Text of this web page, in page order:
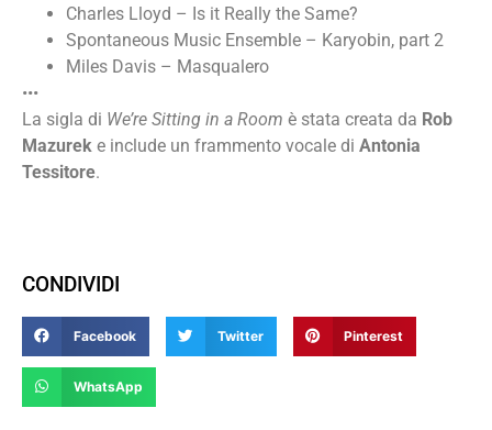
Charles Lloyd – Is it Really the Same?
Spontaneous Music Ensemble – Karyobin, part 2
Miles Davis – Masqualero
•••
La sigla di We’re Sitting in a Room è stata creata da Rob
Mazurek e include un frammento vocale di Antonia
Tessitore.
CONDIVIDI
Facebook Twitter Pinterest
WhatsApp